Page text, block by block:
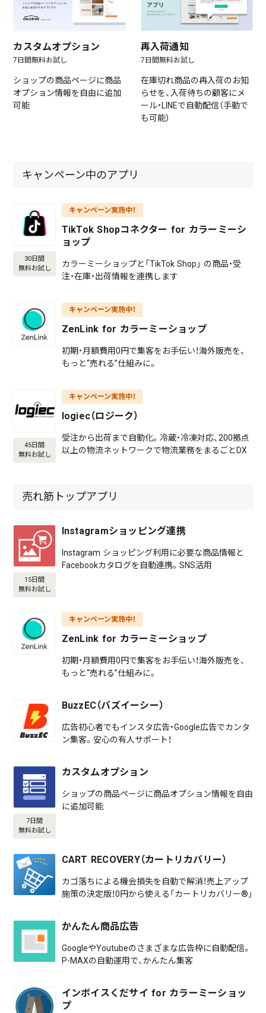
カスタムオプション
7日間無料お試し
ショップの商品ページに商品
オプション情報を自由に追加
可能
再入荷通知
7日間無料お試し
在庫切れ商品の再入荷のお知
らせを、入荷待ちの顧客にメ
ール・LINEで自動配信（手動で
も可能）
キャンペーン中のアプリ
30日間
無料お試し
キャンペーン実施中！
TikTok Shopコネクター for カラーミーシ
ョップ
カラーミーショップと「TikTok Shop」 の商品・受
注・在庫・出荷情報を連携します
キャンペーン実施中！
ZenLink for カラーミーショップ
初期・月額費用0円で集客をお手伝い！海外販売を、
もっと“売れる”仕組みに。
45日間
無料お試し
キャンペーン実施中！
logiec（ロジーク）
受注から出荷まで自動化。冷蔵・冷凍対応、200拠点
以上の物流ネットワークで物流業務をまるごとDX
売れ筋トップアプリ
15日間
無料お試し
Instagramショッピング連携
Instagram ショッピング利用に必要な商品情報と
Facebookカタログを自動連携。SNS活用
キャンペーン実施中！
ZenLink for カラーミーショップ
初期・月額費用0円で集客をお手伝い！海外販売を、
もっと“売れる”仕組みに。
BuzzEC（バズイーシー）
広告初心者でもインスタ広告・Google広告でカンタ
ン集客。安心の有人サポート！
7日間
無料お試し
カスタムオプション
ショップの商品ページに商品オプション情報を自由
に追加可能
CART RECOVERY（カートリカバリー）
カゴ落ちによる機会損失を自動で解消！売上アップ
施策の決定版！0円から使える「カートリカバリー®」
かんたん商品広告
GoogleやYoutubeのさまざまな広告枠に自動配信。
P-MAXの自動運用で、かんたん集客
インボイスくだサイ for カラーミーショッ
プ